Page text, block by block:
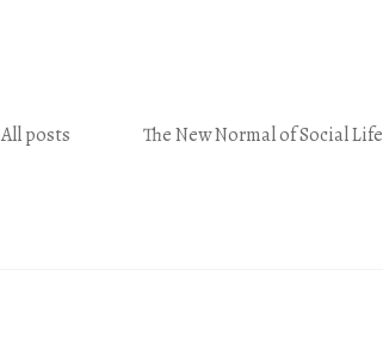
All posts The New Normal of Social Life